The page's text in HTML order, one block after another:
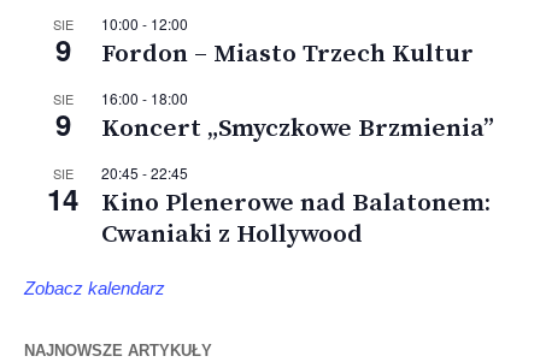
SIE
9
10:00 - 12:00
Fordon – Miasto Trzech Kultur
SIE
9
16:00 - 18:00
Koncert „Smyczkowe Brzmienia”
SIE
14
20:45 -22:45
Kino Plenerowe nad Balatonem:
Cwaniaki z Hollywood
Zobacz kalendarz
NAJNOWSZE ARTYKUŁY